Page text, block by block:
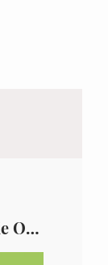
Pozvánka na 35. zasadnutie OZ v Zámutove